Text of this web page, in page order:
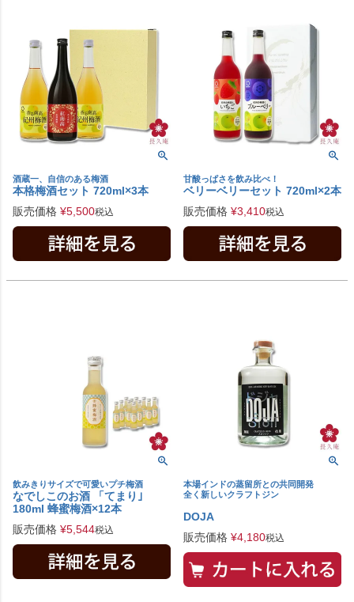
酒蔵一、自信のある梅酒
本格梅酒セット 720ml×3本
販売価格 ¥5,500税込
甘酸っぱさを飲み比べ！
ベリーベリーセット 720ml×2本
販売価格 ¥3,410税込
飲みきりサイズで可愛いプチ梅酒
なでしこのお酒 「てまり｣
180ml 蜂蜜梅酒×12本
販売価格 ¥5,544税込
本場インドの蒸留所との共同開発
全く新しいクラフトジン
DOJA
販売価格 ¥4,180税込